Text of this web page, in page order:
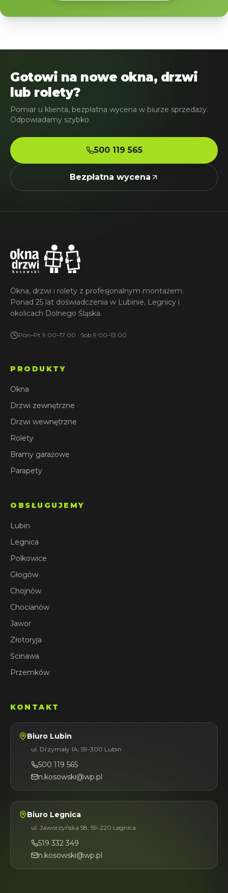
Gotowi na nowe okna, drzwi
lub rolety?
Pomiar u klienta, bezpłatna wycena w biurze sprzedaży.
Odpowiadamy szybko.
500 119 565
Bezpłatna wycena
Okna, drzwi i rolety z profesjonalnym montażem.
Ponad 25 lat doświadczenia w Lubinie, Legnicy i
okolicach Dolnego Śląska.
Pon–Pt 9:00–17:00 · Sob 9:00–13:00
PRODUKTY
Okna
Drzwi zewnętrzne
Drzwi wewnętrzne
Rolety
Bramy garażowe
Parapety
OBSŁUGUJEMY
Lubin
Legnica
Polkowice
Głogów
Chojnów
Chocianów
Jawor
Złotoryja
Ścinawa
Przemków
KONTAKT
Biuro Lubin
ul. Drzymały 1A, 59-300 Lubin
500 119 565
n.kosowski@wp.pl
Biuro Legnica
ul. Jaworzyńska 58, 59-220 Legnica
519 332 349
n.kosowski@wp.pl